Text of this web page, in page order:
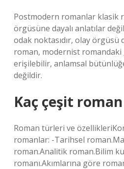
Postmodern romanlar klasik
örgüsüne dayalı anlatılar
odak noktasıdır, olay örgüsü
roman, modernist romandaki
erişilebilir, anlamsal
değildir.
Kaç çeşit
Roman türleri ve
romanlar: -Tarihsel
roman.Analitik roman.Bilim
romanı.Akımlarına göre